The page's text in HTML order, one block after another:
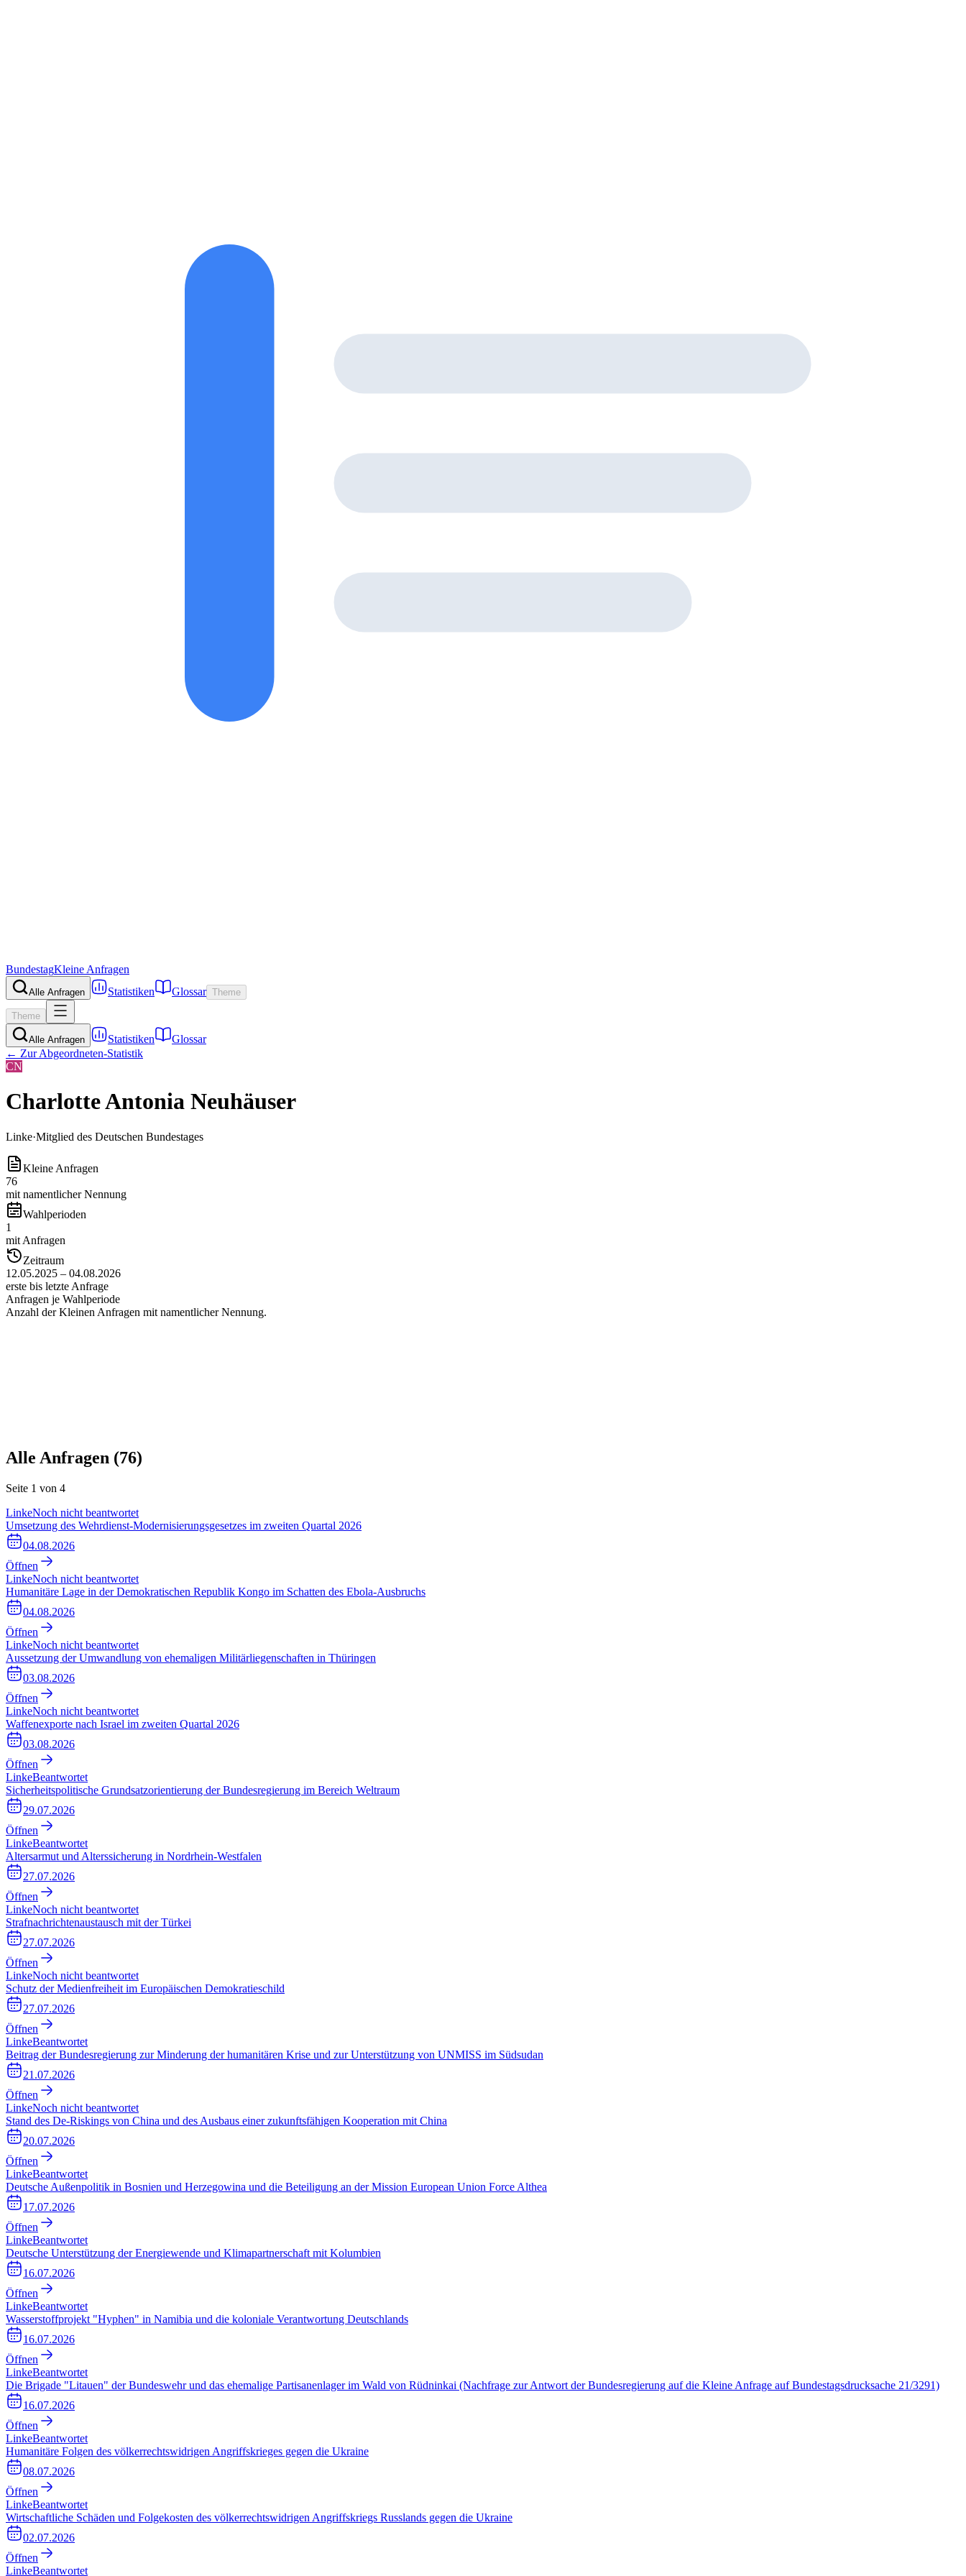
BundestagKleine Anfragen
Alle Anfragen Statistiken Glossar Theme
Theme
Alle Anfragen Statistiken
Glossar
← Zur Abgeordneten-Statistik
CN
Charlotte Antonia Neuhäuser
Linke·Mitglied des Deutschen Bundestages
Kleine Anfragen
76
mit namentlicher Nennung
Wahlperioden
1
mit Anfragen
Zeitraum
12.05.2025 – 04.08.2026
erste bis letzte Anfrage
Anfragen je Wahlperiode
Anzahl der Kleinen Anfragen mit namentlicher Nennung.
Alle Anfragen (76)
Seite 1 von 4
LinkeNoch nicht beantwortet
Umsetzung des Wehrdienst-Modernisierungsgesetzes im zweiten Quartal 2026
04.08.2026
Öffnen
LinkeNoch nicht beantwortet
Humanitäre Lage in der Demokratischen Republik Kongo im Schatten des Ebola-Ausbruchs
04.08.2026
Öffnen
LinkeNoch nicht beantwortet
Aussetzung der Umwandlung von ehemaligen Militärliegenschaften in Thüringen
03.08.2026
Öffnen
LinkeNoch nicht beantwortet
Waffenexporte nach Israel im zweiten Quartal 2026
03.08.2026
Öffnen
LinkeBeantwortet
Sicherheitspolitische Grundsatzorientierung der Bundesregierung im Bereich Weltraum
29.07.2026
Öffnen
LinkeBeantwortet
Altersarmut und Alterssicherung in Nordrhein-Westfalen
27.07.2026
Öffnen
LinkeNoch nicht beantwortet
Strafnachrichtenaustausch mit der Türkei
27.07.2026
Öffnen
LinkeNoch nicht beantwortet
Schutz der Medienfreiheit im Europäischen Demokratieschild
27.07.2026
Öffnen
LinkeBeantwortet
Beitrag der Bundesregierung zur Minderung der humanitären Krise und zur Unterstützung von UNMISS im Südsudan
21.07.2026
Öffnen
LinkeNoch nicht beantwortet
Stand des De-Riskings von China und des Ausbaus einer zukunftsfähigen Kooperation mit China
20.07.2026
Öffnen
LinkeBeantwortet
Deutsche Außenpolitik in Bosnien und Herzegowina und die Beteiligung an der Mission European Union Force Althea
17.07.2026
Öffnen
LinkeBeantwortet
Deutsche Unterstützung der Energiewende und Klimapartnerschaft mit Kolumbien
16.07.2026
Öffnen
LinkeBeantwortet
Wasserstoffprojekt "Hyphen" in Namibia und die koloniale Verantwortung Deutschlands
16.07.2026
Öffnen
LinkeBeantwortet
Die Brigade "Litauen" der Bundeswehr und das ehemalige Partisanenlager im Wald von Rüdninkai (Nachfrage zur Antwort der Bundesregierung auf die Kleine Anfrage auf Bundestagsdrucksache 21/3291)
16.07.2026
Öffnen
LinkeBeantwortet
Humanitäre Folgen des völkerrechtswidrigen Angriffskrieges gegen die Ukraine
08.07.2026
Öffnen
LinkeBeantwortet
Wirtschaftliche Schäden und Folgekosten des völkerrechtswidrigen Angriffskriegs Russlands gegen die Ukraine
02.07.2026
Öffnen
LinkeBeantwortet